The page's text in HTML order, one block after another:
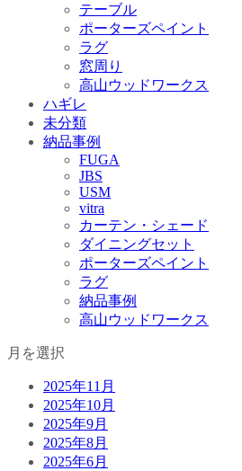
テーブル
ポーターズペイント
ラグ
窓周り
高山ウッドワークス
ハギレ
未分類
納品事例
FUGA
JBS
USM
vitra
カーテン・シェード
ダイニングセット
ポーターズペイント
ラグ
納品事例
高山ウッドワークス
月を選択
2025年11月
2025年10月
2025年9月
2025年8月
2025年6月